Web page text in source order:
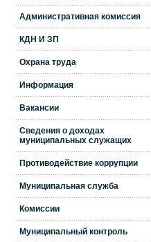
Административная комиссия
КДН И ЗП
Охрана труда
Информация
Вакансии
Сведения о доходах
муниципальных служащих
Противодействие коррупции
Муниципальная служба
Комиссии
Муниципальный контроль